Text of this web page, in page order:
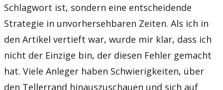
Schlagwort ist, sondern eine entscheidende
Strategie in unvorhersehbaren Zeiten. Als ich in
den Artikel vertieft war, wurde mir klar, dass ich
nicht der Einzige bin, der diesen Fehler gemacht
hat. Viele Anleger haben Schwierigkeiten, über
den Tellerrand hinauszuschauen und sich auf